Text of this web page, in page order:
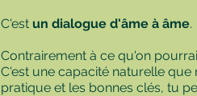
C'est un dialogue d'âme à âme.
Contrairement à ce qu'on
C'est une capacité naturelle
pratique et les bonnes clés, tu